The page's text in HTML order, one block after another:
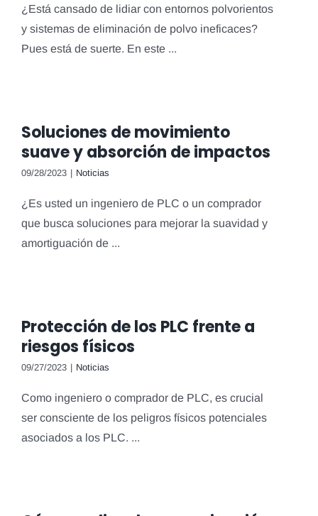
¿Está cansado de lidiar con entornos polvorientos
y sistemas de eliminación de polvo ineficaces?
Pues está de suerte. En este ...
Soluciones de movimiento
suave y absorción de impactos
09/28/2023 | Noticias
¿Es usted un ingeniero de PLC o un comprador
que busca soluciones para mejorar la suavidad y
amortiguación de ...
Protección de los PLC frente a
riesgos físicos
09/27/2023 | Noticias
Como ingeniero o comprador de PLC, es crucial
ser consciente de los peligros físicos potenciales
asociados a los PLC. ...